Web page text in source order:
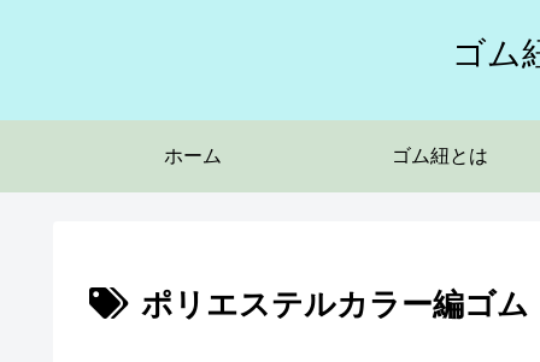
ゴム
ホーム ゴム紐とは
ポリエステルカラー編ゴム